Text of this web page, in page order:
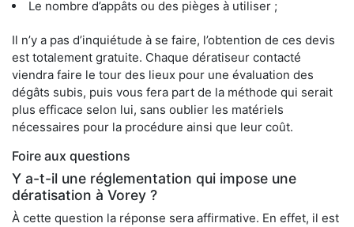
Le nombre d’appâts ou des pièges à utiliser ;
Il n’y a pas d’inquiétude à se faire, l’obtention de ces devis
est totalement gratuite. Chaque dératiseur contacté
viendra faire le tour des lieux pour une évaluation des
dégâts subis, puis vous fera part de la méthode qui serait
plus efficace selon lui, sans oublier les matériels
nécessaires pour la procédure ainsi que leur coût.
Foire aux questions
Y a-t-il une réglementation qui impose une
dératisation à Vorey ?
À cette question la réponse sera affirmative. En effet, il est